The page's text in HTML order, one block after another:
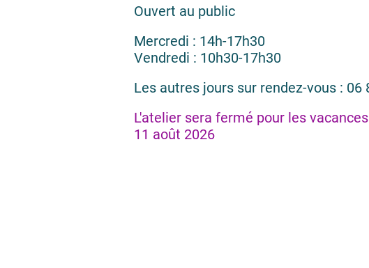
Ouvert au public
Mercredi : 14h-17h30
Vendredi : 10h30-17h30
Les autres jours sur rendez-vous : 06
L'atelier sera fermé pour les
11 août 2026